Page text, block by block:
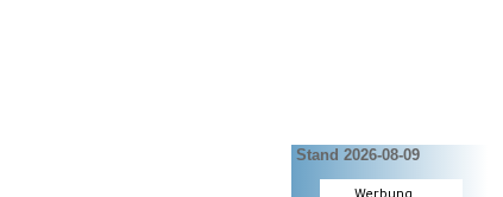
Stand 2026-08-09